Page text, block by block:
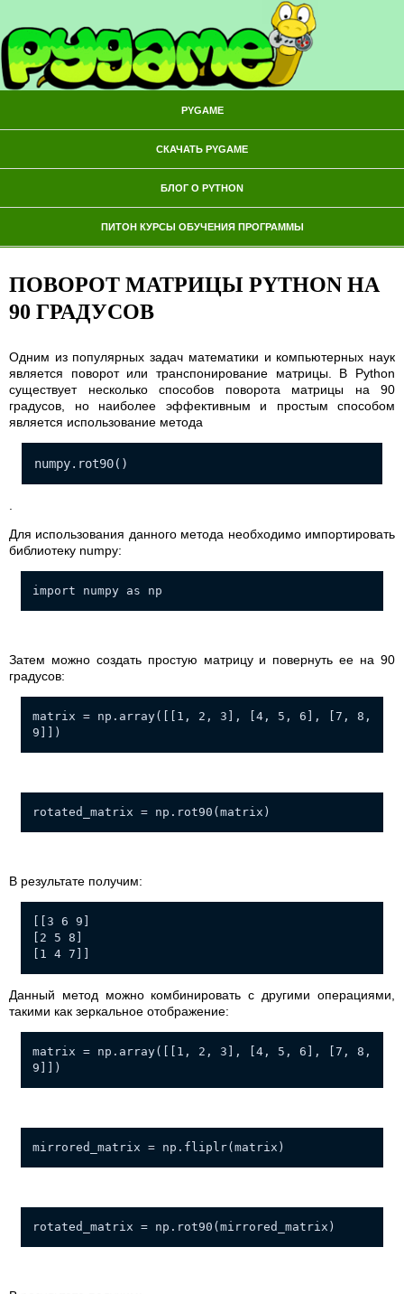
PYGAME
СКАЧАТЬ PYGAME
БЛОГ О PYTHON
ПИТОН КУРСЫ ОБУЧЕНИЯ ПРОГРАММЫ
ПОВОРОТ МАТРИЦЫ PYTHON НА
90 ГРАДУСОВ
Одним из популярных задач математики и компьютерных наук
является поворот или транспонирование матрицы. В Python
существует несколько способов поворота матрицы на 90
градусов, но наиболее эффективным и простым способом
является использование метода
numpy.rot90()
Для использования данного метода необходимо импортировать
библиотеку numpy:
import numpy as np
Затем можно создать простую матрицу и повернуть ее на 90
градусов:
matrix = np.array([[1, 2, 3], [4, 5, 6], [7, 8,
9]])
rotated_matrix = np.rot90(matrix)
В результате получим:
[[3 6 9]
[2 5 8]
[1 4 7]]
Данный метод можно комбинировать с другими операциями,
такими как зеркальное отображение:
matrix = np.array([[1, 2, 3], [4, 5, 6], [7, 8,
9]])
mirrored_matrix = np.fliplr(matrix)
rotated_matrix = np.rot90(mirrored_matrix)